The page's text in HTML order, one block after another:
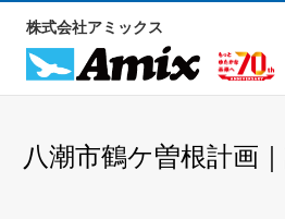
株式会社アミックス
八潮市鶴ケ曽根計画